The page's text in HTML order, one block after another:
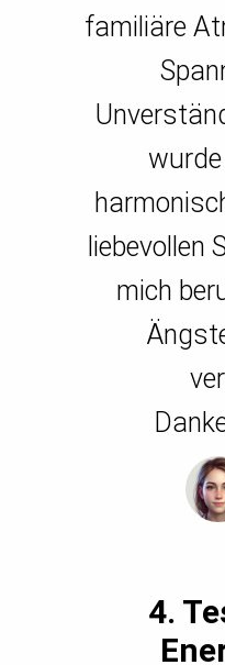
familiäre
liebevollen
mich
4.